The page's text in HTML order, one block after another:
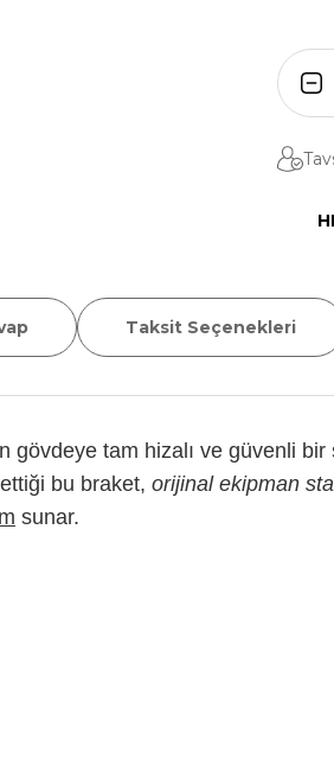
Taksit Seçenekleri
gövdeye tam hizalı ve güvenli
bu braket, orijinal ekipman
sunar.